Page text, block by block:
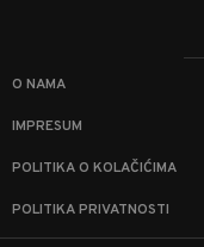
O NAMA
IMPRESUM
POLITIKA O KOLAČIĆIMA
POLITIKA PRIVATNOSTI